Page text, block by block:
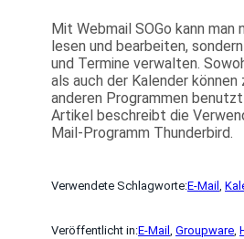
Mit Webmail SOGo kann man
lesen und bearbeiten,
und Termine verwalten.
als auch der Kalender können
anderen Programmen
Artikel beschreibt die
Mail-Programm Thunderbird.
Verwendete Schlagworte:E-Mail ,
Veröffentlicht in:E-Mail , Groupware,